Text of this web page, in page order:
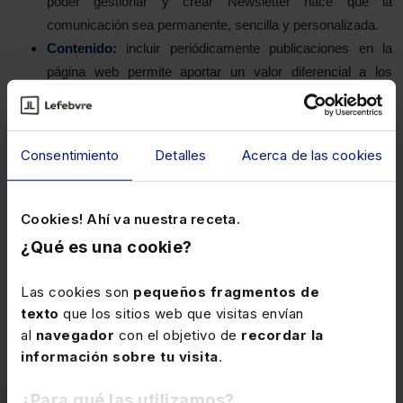
Consentimiento Detalles Acerca de las cookies
Cookies! Ahí va nuestra receta.
¿Qué es una cookie?
Las cookies son pequeños fragmentos de
texto que los sitios web que visitas envían
al navegador con el objetivo de recordar la
información sobre tu visita.
comunicación sea permanente, sencilla y personalizada.
Contenido: incluir periódicamente publicaciones en la
página web permite aportar un valor diferencial a los
clientes y a aquellos que la visiten, además de trasmitir
Además, se pueden definir las etapas de ventas, de
crecer en el negocio.